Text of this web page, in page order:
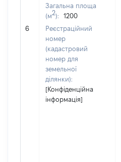
6
Загальна площа
(м2):
1200
Реєстраційний
номер
(кадастровий
номер для
земельної
ділянки):
[Конфіденційна
інформація]